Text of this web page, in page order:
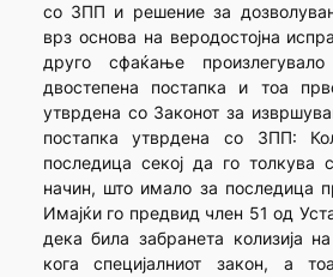
со ЗПП и решение за
врз основа на веродостојна
друго сфаќање
двостепена постапка и тоа
утврдена со Законот за
постапка утврдена со ЗПП:
последица секој да го толкува
начин, што имало за последица
Имајќи го предвид член 51 од
дека била забранета колизија
кога специјалниот закон, а